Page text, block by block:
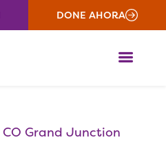
DONE AHORA
CO Grand Junction